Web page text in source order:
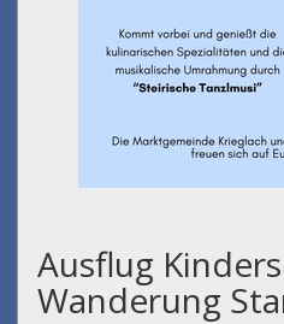
Ausflug
Wanderung